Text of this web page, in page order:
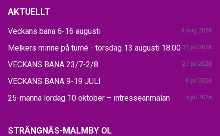
AKTUELLT
Veckans bana 6-16 augusti 3 aug 2026
Melkers minne på turné - torsdag 13 augusti 18:00 31 jul 2026
VECKANS BANA 23/7-2/8 21 jul 2026
VECKANS BANA 9-19 JULI 6 jul 2026
25-manna lördag 10 oktober – intresseanmälan 5 jul 2026
STRÄNGNÄS-MALMBY OL